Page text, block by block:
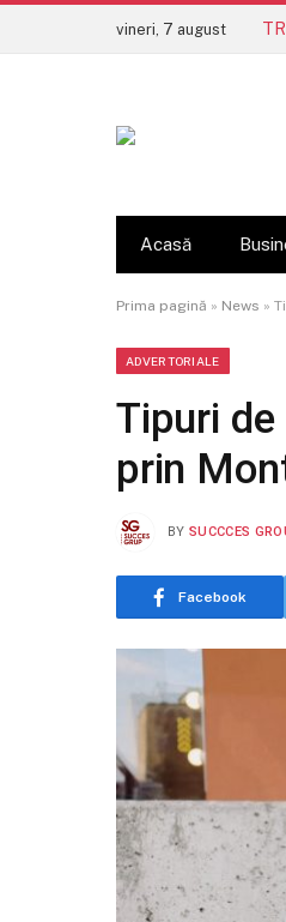
vineri, 7 august
Acasă
Prima pagină » News »
ADVERTORIALE
Tipuri
prin
BY SUCCCES
Facebook